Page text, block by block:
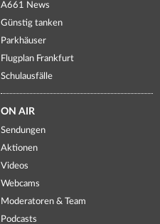
A661 News
Günstig tanken
Parkhäuser
Flugplan Frankfurt
Schulausfälle
ON AIR
Sendungen
Aktionen
Videos
Webcams
Moderatoren & Team
Podcasts